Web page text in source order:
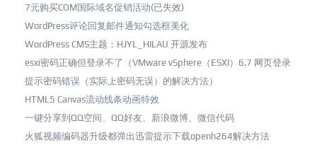
7元购买COM国际域名促销活动(已失效)
WordPress评论回复邮件通知勾选框美化
WordPress CMS主题：HJYL_HILAU 开源发布
esxi密码正确但登录不了（VMware vSphere（ESXI）6.7 网页登录
提示密码错误（实际上密码无误）的解决方法）
HTML5 Canvas流动线条动画特效
一键分享到QQ空间、QQ好友、新浪微博、微信代码
火狐视频编码器升级都弹出迅雷提示下载openh264解决方法